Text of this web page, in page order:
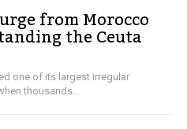
from Morocco
the Ceuta
one of its largest irregular
thousands...